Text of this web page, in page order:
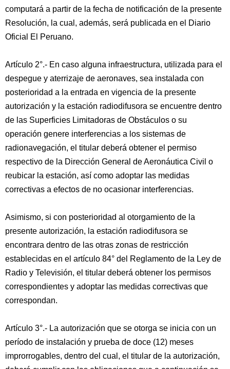
computará a partir de la fecha de notificación de la presente
Resolución, la cual, además, será publicada en el Diario
Oficial El Peruano.
Artículo 2°.- En caso alguna infraestructura, utilizada para el
despegue y aterrizaje de aeronaves, sea instalada con
posterioridad a la entrada en vigencia de la presente
autorización y la estación radiodifusora se encuentre dentro
de las Superficies Limitadoras de Obstáculos o su
operación genere interferencias a los sistemas de
radionavegación, el titular deberá obtener el permiso
respectivo de la Dirección General de Aeronáutica Civil o
reubicar la estación, así como adoptar las medidas
correctivas a efectos de no ocasionar interferencias.
Asimismo, si con posterioridad al otorgamiento de la
presente autorización, la estación radiodifusora se
encontrara dentro de las otras zonas de restricción
establecidas en el artículo 84° del Reglamento de la Ley de
Radio y Televisión, el titular deberá obtener los permisos
correspondientes y adoptar las medidas correctivas que
correspondan.
Artículo 3°.- La autorización que se otorga se inicia con un
período de instalación y prueba de doce (12) meses
improrrogables, dentro del cual, el titular de la autorización,